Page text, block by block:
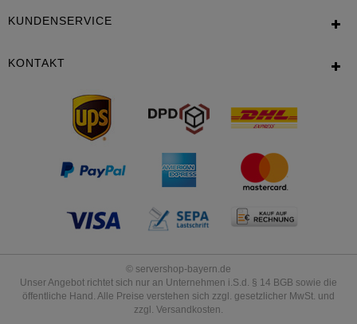
KUNDENSERVICE
KONTAKT
© servershop-bayern.de
Unser Angebot richtet sich nur an Unternehmen i.S.d. § 14 BGB sowie die
öffentliche Hand. Alle Preise verstehen sich zzgl. gesetzlicher MwSt. und
zzgl. Versandkosten.